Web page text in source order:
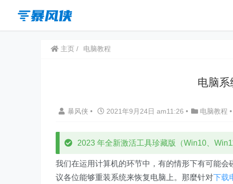
主页 电脑教程
电脑
暴风侠 • 2021年9月24日 am11:26 • 电脑教程 •
2023 年全新激活工具珍藏版（Win10、
我们在运用计算机的环节中，有的情形下有可能
议各位能够重装系统来恢复电脑上。那麼针对下载